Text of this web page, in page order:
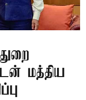
மத்திய